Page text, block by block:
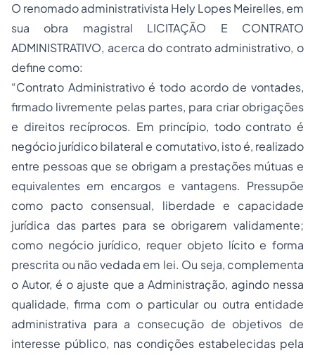
O renomado administrativista Hely Lopes Meirelles, em
sua obra magistral LICITAÇÃO E CONTRATO
ADMINISTRATIVO, acerca do contrato administrativo, o
define como:
“Contrato Administrativo é todo acordo de vontades,
firmado livremente pelas partes, para criar obrigações
e direitos recíprocos. Em princípio, todo contrato é
negócio jurídico bilateral e comutativo, isto é, realizado
entre pessoas que se obrigam a prestações mútuas e
equivalentes em encargos e vantagens. Pressupõe
como pacto consensual, liberdade e capacidade
jurídica das partes para se obrigarem validamente;
como negócio jurídico, requer objeto lícito e forma
prescrita ou não vedada em lei. Ou seja, complementa
o Autor, é o ajuste que a Administração, agindo nessa
qualidade, firma com o particular ou outra entidade
administrativa para a consecução de objetivos de
interesse público, nas condições estabelecidas pela